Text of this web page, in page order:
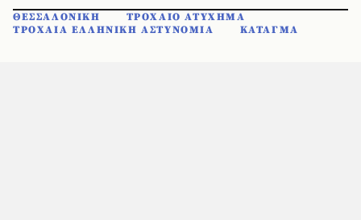
ΘΕΣΣΑΛΟΝΙΚΗ
ΤΡΟΧΑΙΟ ΑΤΥΧΗΜΑ
ΤΡΟΧΑΙΑ ΕΛΛΗΝΙΚΗ ΑΣΤΥΝΟΜΙΑ
ΚΑΤΑΓΜΑ